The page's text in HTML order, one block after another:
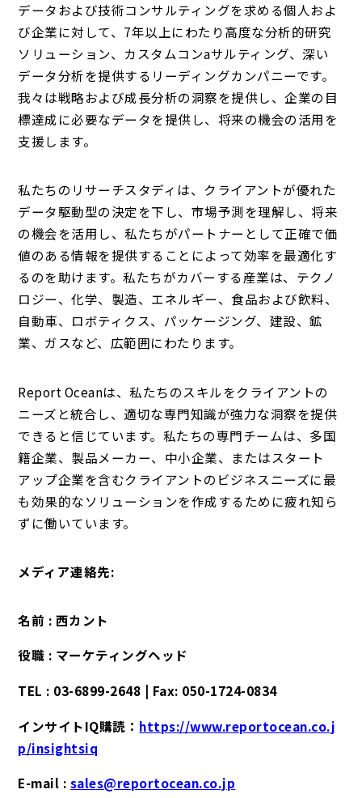
データおよび技術コンサルティングを求める個人およ
び企業に対して、7年以上にわたり高度な分析的研究
ソリューション、カスタムコンaサルティング、深い
データ分析を提供するリーディングカンパニーです。
我々は戦略および成長分析の洞察を提供し、企業の目
標達成に必要なデータを提供し、将来の機会の活用を
支援します。
私たちのリサーチスタディは、クライアントが優れた
データ駆動型の決定を下し、市場予測を理解し、将来
の機会を活用し、私たちがパートナーとして正確で価
値のある情報を提供することによって効率を最適化す
るのを助けます。私たちがカバーする産業は、テクノ
ロジー、化学、製造、エネルギー、食品および飲料、
自動車、ロボティクス、パッケージング、建設、鉱
業、ガスなど、広範囲にわたります。
Report Oceanは、私たちのスキルをクライアントの
ニーズと統合し、適切な専門知識が強力な洞察を提供
できると信じています。私たちの専門チームは、多国
籍企業、製品メーカー、中小企業、またはスタート
アップ企業を含むクライアントのビジネスニーズに最
も効果的なソリューションを作成するために疲れ知ら
ずに働いています。
メディア連絡先:
名前 : 西カント
役職 : マーケティングヘッド
TEL : 03-6899-2648 | Fax: 050-1724-0834
インサイトIQ購読： https://www.reportocean.co.j
p/insightsiq
E-mail : sales@reportocean.co.jp